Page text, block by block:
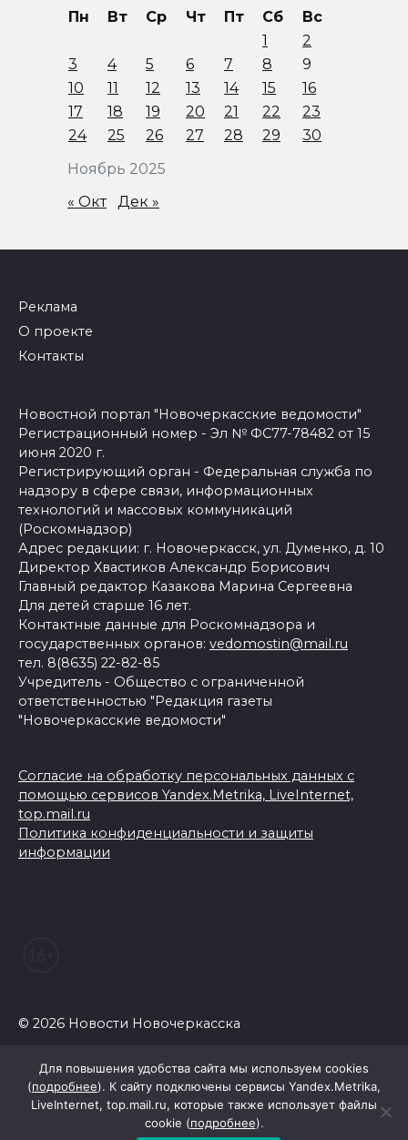
Ноябрь 2025
Пн Вт Ср Чт Пт Сб
Вс
1
2
3
4 5 6 7 8
9
10
11 12 13 14 15
16
17
18 19 20 21 22
23
24
25 26 27 28 29 30
« Окт Дек »
Реклама
О проекте
Контакты
Новостной портал "Новочеркасские ведомости"
Регистрационный номер - Эл № ФС77-78482 от 15
июня 2020 г.
Регистрирующий орган - Федеральная служба по
надзору в сфере связи, информационных
технологий и массовых коммуникаций
(Роскомнадзор)
Адрес редакции: г. Новочеркасск, ул. Думенко, д. 10
Директор Хвастиков Александр Борисович
Главный редактор Казакова Марина Сергеевна
Для детей старше 16 лет.
Контактные данные для Роскомнадзора и
государственных органов: vedomostin@mail.ru
тел. 8(8635) 22-82-85
Учредитель - Общество с ограниченной
ответственностью "Редакция газеты
"Новочеркасские ведомости"
Согласие на обработку персональных данных с
помощью сервисов Yandex.Metrika, LiveInternet,
top.mail.ru
Политика конфиденциальности и защиты
информации
© 2026 Новости Новочеркасска
Для повышения удобства сайта мы используем cookies
(подробнее). К сайту подключены сервисы Yandex.Metrika,
LiveInternet, top.mail.ru, которые также использует файлы
cookie (подробнее).